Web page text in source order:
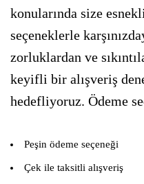
konularında size
seçeneklerle
zorluklardan ve
keyifli bir alışveriş
hedefliyoruz. Ödeme
Peşin ödeme seçeneği
Çek ile taksitli alışveriş